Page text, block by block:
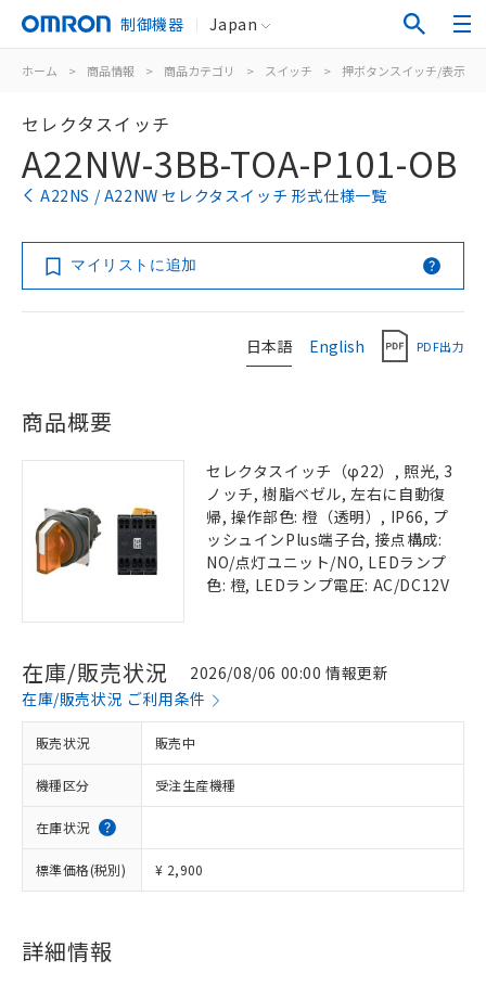
制御機器 Japan
ホーム > 商品情報 > 商品カテゴリ > スイッチ > 押ボタンスイッチ/表示灯
セレクタスイッチ
A22NW-3BB-TOA-P101-OB
A22NS / A22NW セレクタスイッチ 形式仕様一覧
マイリストに追加
日本語 English PDF出力
商品概要
セレクタスイッチ（φ22）, 照光, 3
ノッチ, 樹脂ベゼル, 左右に自動復
帰, 操作部色: 橙（透明）, IP66, プ
ッシュインPlus端子台, 接点構成:
NO/点灯ユニット/NO, LEDランプ
色: 橙, LEDランプ電圧: AC/DC12V
在庫/販売状況
2026/08/06 00:00 情報更新
在庫/販売状況 ご利用条件
販売状況 販売中
機種区分 受注生産機種
在庫状況
標準価格(税別) ¥ 2,900
詳細情報